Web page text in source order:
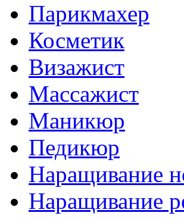
Парикмахер
Косметик
Визажист
Массажист
Маникюр
Педикюр
Наращивание
Наращивание